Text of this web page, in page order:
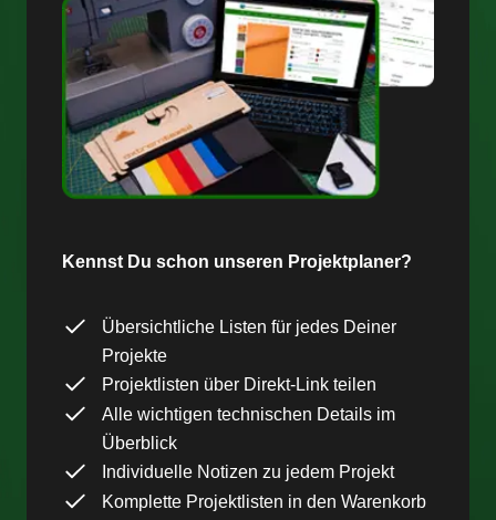
Kennst Du schon unseren Projektplaner?
Übersichtliche Listen für jedes Deiner
Projekte
Projektlisten über Direkt-Link teilen
Alle wichtigen technischen Details im
Überblick
Individuelle Notizen zu jedem Projekt
Komplette Projektlisten in den Warenkorb